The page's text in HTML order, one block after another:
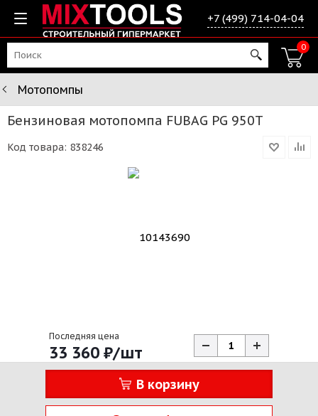
+7 (499) 714-04-04
0
Мотопомпы
Бензиновая мотопомпа FUBAG PG 950T
Код товара: 838246
Последняя цена
33 360 ₽/шт
В корзину